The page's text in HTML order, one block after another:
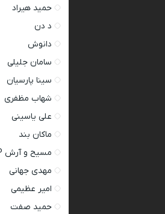
حمید هیراد
د دن
دانوش
سامان جلیلی
سینا پارسیان
شهاب مظفری
علی یاسینی
ماکان بند
مسیح و آرش AP
مهدی جهانی
امیر عظیمی
حمید صفت